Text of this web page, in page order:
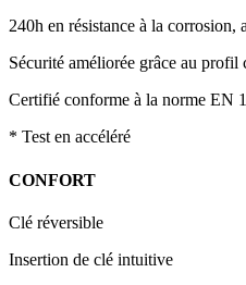
240h en résistance à la corrosion,
Sécurité améliorée grâce au profil
Certifié conforme à la norme EN
* Test en accéléré
CONFORT
Clé réversible
Insertion de clé intuitive